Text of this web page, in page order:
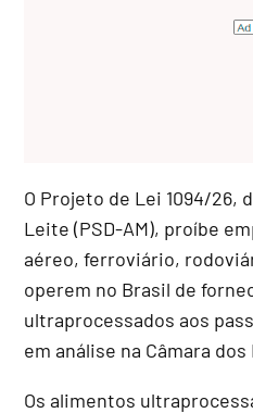
O Projeto de Lei 1094/26,
Leite (PSD-AM), proíbe
aéreo, ferroviário,
operem no Brasil de
ultraprocessados aos
em análise na Câmara
Os alimentos